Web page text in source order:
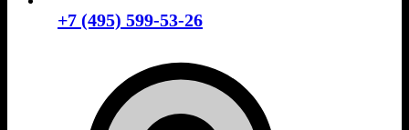
+7 (495) 599-53-26